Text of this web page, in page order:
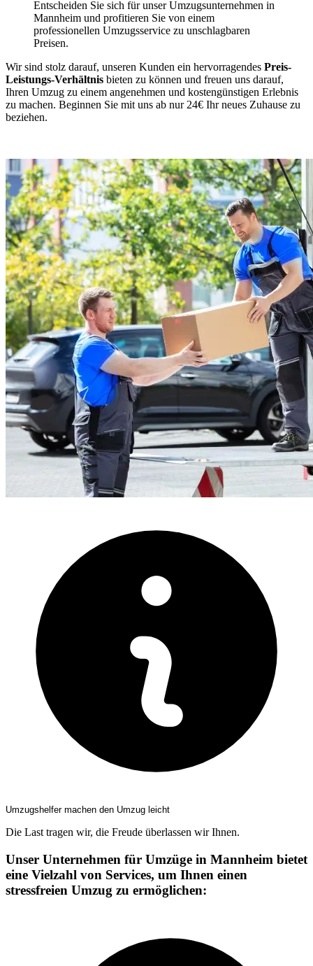
Entscheiden Sie sich für unser Umzugsunternehmen in
Mannheim und profitieren Sie von einem
professionellen Umzugsservice zu unschlagbaren
Preisen.
Wir sind stolz darauf, unseren Kunden ein hervorragendes Preis-
Leistungs-Verhältnis bieten zu können und freuen uns darauf,
Ihren Umzug zu einem angenehmen und kostengünstigen Erlebnis
zu machen. Beginnen Sie mit uns ab nur 24€ Ihr neues Zuhause zu
beziehen.
Umzugshelfer machen den Umzug leicht
Die Last tragen wir, die Freude überlassen wir Ihnen.
Unser Unternehmen für Umzüge in Mannheim bietet
eine Vielzahl von Services, um Ihnen einen
stressfreien Umzug zu ermöglichen: